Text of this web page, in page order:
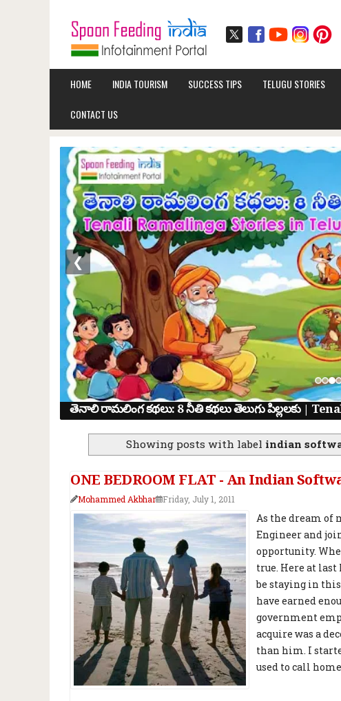
HOME INDIA TOURISM SUCCESS TIPS TELUGU STORIES
CONTACT US
How I Learned ChatGPT Prompting in 3 Days
❮
Showing posts with label indian
ONE BEDROOM FLAT - An Indian
Mohammed Akbhar Friday, July 1, 2011
As the dream of
Engineer and
opportunity.
true. Here at last
be staying in
have earned
government
acquire was a
than him. I
used to call